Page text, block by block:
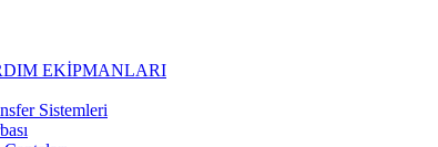
EKİPMANLARI
Sistemleri